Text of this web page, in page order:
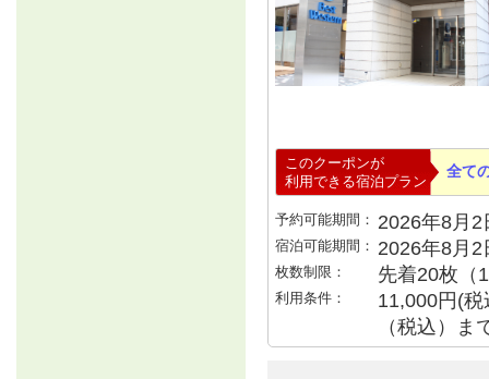
このクーポンが
利用できる宿泊プラン
全て
予約可能期間： 2026年8月
宿泊可能期間： 2026年8月
枚数制限： 先着20枚（
利用条件：
11,000円(
（税込）ま